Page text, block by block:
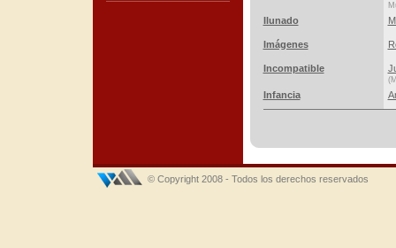
Ilunado
Imágenes
Incompatible
Infancia
© Copyright 2008 - Todos los derechos reservados